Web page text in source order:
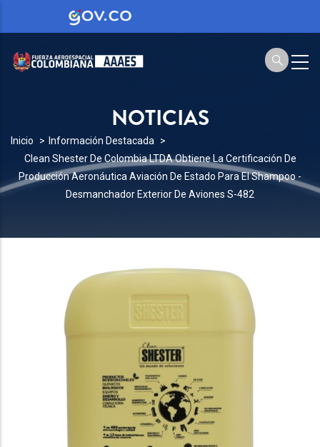
NOTICIAS
SOBRESCRIBIR
ENLACES
DE
A
NAVEGACIÓN
Inicio
Información Destacada
Clean Shester De Colombia LTDA Obtiene La Certificación De
Producción Aeronáutica Aviación De Estado Para El Shampoo -
Desmanchador Exterior De Aviones S-482